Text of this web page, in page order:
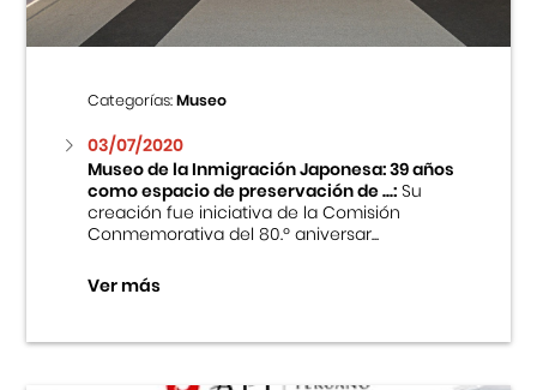
Categorías:Museo
03/07/2020
Museo de la Inmigración Japonesa: 39 años
como espacio de preservación de ...:Su
creación fue iniciativa de la Comisión
Conmemorativa del 80.º aniversar...
Ver más